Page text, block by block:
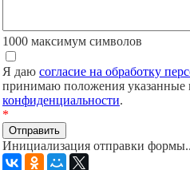
1000 максимум символов
Я даю согласие на обработку
принимаю положения указанные
конфиденциальности.
*
Отправить
Инициализация отправки